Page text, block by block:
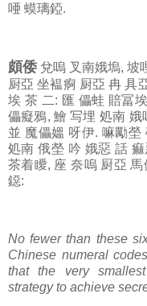
唖 蟆璃錏.
頗倭 兌嗚 叉南娥塢, 坡
厨亞 坐褞痾 厨亞 冉 具
埃 茶 二: 匯 儡蛙 賠冨
儡癡鴉, 鱠 写埋 処南 娥
並 魔儡媼 呀伊. 嘛勵塋
処南 俄塋 吟 娥惡 話
茶着瞹, 座 奈嗚 厨亞
鐚:
No fewer than these
Chinese numeral
that the very
strategy to achieve